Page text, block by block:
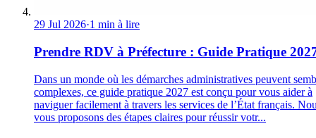
29 Jul 2026·1 min à lire
Prendre RDV à Préfecture : Guide Pratique
Dans un monde où les démarches administratives peuvent
complexes, ce guide pratique 2027 est conçu pour vous aider à
naviguer facilement à travers les services de l’État français.
vous proposons des étapes claires pour réussir votr...